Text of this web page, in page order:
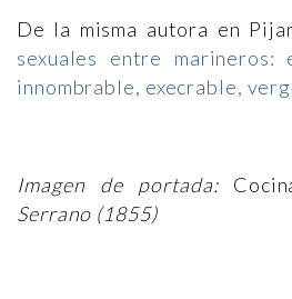
De la misma autora en
sexuales entre marineros:
innombrable, execrable,
Imagen de portada:
Serrano (1855)